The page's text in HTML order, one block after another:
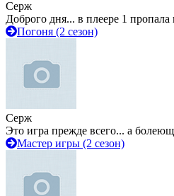
Серж
Доброго дня... в плеере 1 пропала
Погоня (2 сезон)
Серж
Это игра прежде всего... а
Мастер игры (2 сезон)